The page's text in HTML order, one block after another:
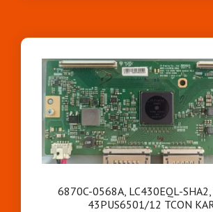
6870C-0568A, LC430EQL-
43PUS6501/12 TCON